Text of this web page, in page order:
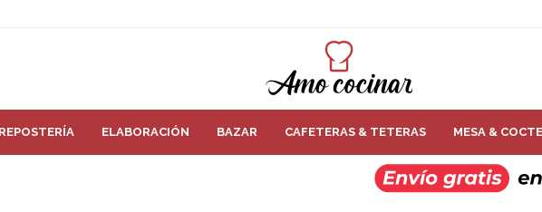
REPOSTERÍA ELABORACIÓN BAZAR CAFETERAS & TETERAS MESA &